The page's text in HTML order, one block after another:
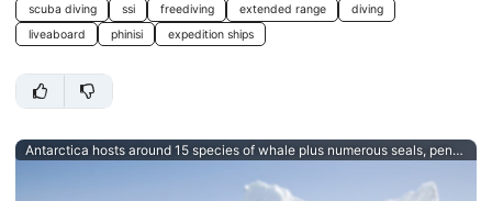
scuba diving ssi freediving extended range
diving
liveaboard
phinisi expedition ships
Antarctica hosts around 15 species of whale plus numerous seals, penguins and more